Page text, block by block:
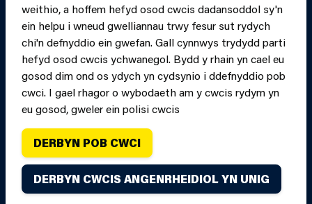
weithio, a hoffem hefyd osod cwcis dadansoddol sy'n
ein helpu i wneud gwelliannau trwy fesur sut rydych
chi'n defnyddio ein gwefan. Gall cynnwys trydydd parti
hefyd osod cwcis ychwanegol. Bydd y rhain yn cael eu
gosod dim ond os ydych yn cydsynio i ddefnyddio pob
cwci. I gael rhagor o wybodaeth am y cwcis rydym yn
eu gosod, gweler ein polisi cwcis
DERBYN POB CWCI
DERBYN CWCIS ANGENRHEIDIOL YN UNIG
Hawlfraint Gwasanaeth Tân ac Achub Canolbarth a
Gorllewin Cymru oni nodir yn wahanol. Cedwir pob hawl.